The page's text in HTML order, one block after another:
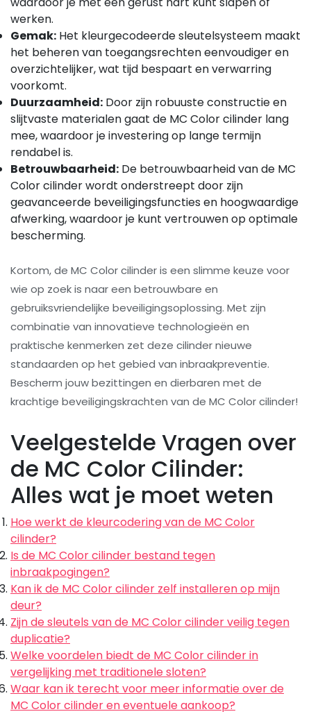
werken.
Gemak: Het kleurgecodeerde sleutelsysteem maakt
het beheren van toegangsrechten eenvoudiger en
overzichtelijker, wat tijd bespaart en verwarring
voorkomt.
Duurzaamheid: Door zijn robuuste constructie en
slijtvaste materialen gaat de MC Color cilinder lang
mee, waardoor je investering op lange termijn
rendabel is.
Betrouwbaarheid: De betrouwbaarheid van de MC
Color cilinder wordt onderstreept door zijn
geavanceerde beveiligingsfuncties en hoogwaardige
afwerking, waardoor je kunt vertrouwen op optimale
bescherming.
Kortom, de MC Color cilinder is een slimme keuze voor
wie op zoek is naar een betrouwbare en
gebruiksvriendelijke beveiligingsoplossing. Met zijn
combinatie van innovatieve technologieën en
praktische kenmerken zet deze cilinder nieuwe
standaarden op het gebied van inbraakpreventie.
Bescherm jouw bezittingen en dierbaren met de
krachtige beveiligingskrachten van de MC Color cilinder!
Veelgestelde Vragen over
de MC Color Cilinder:
Alles wat je moet weten
Hoe werkt de kleurcodering van de MC Color
cilinder?
Is de MC Color cilinder bestand tegen
inbraakpogingen?
Kan ik de MC Color cilinder zelf installeren op mijn
deur?
Zijn de sleutels van de MC Color cilinder veilig tegen
duplicatie?
Welke voordelen biedt de MC Color cilinder in
vergelijking met traditionele sloten?
Waar kan ik terecht voor meer informatie over de
MC Color cilinder en eventuele aankoop?